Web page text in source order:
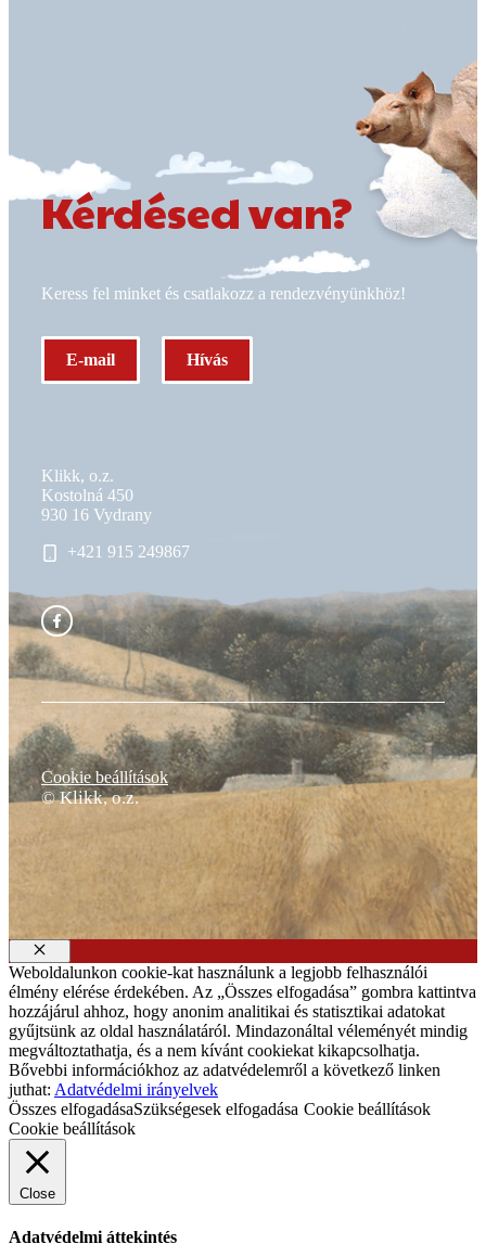
Kérdésed van?
Keress fel minket és csatlakozz a rendezvényünkhöz!
E-mail Hívás
Klikk, o.z.
Kostolná 450
930 16 Vydrany
+421 915 249867
Cookie beállítások
© Klikk, o.z.
Bezár
Weboldalunkon cookie-kat használunk a legjobb felhasználói
élmény elérése érdekében. Az „Összes elfogadása” gombra kattintva
hozzájárul ahhoz, hogy anonim analitikai és statisztikai adatokat
gyűjtsünk az oldal használatáról. Mindazonáltal véleményét mindig
megváltoztathatja, és a nem kívánt cookiekat kikapcsolhatja.
Bővebbi információkhoz az adatvédelemről a következő linken
juthat: Adatvédelmi irányelvek
Összes elfogadásaSzükségesek elfogadása Cookie beállítások
Cookie beállítások
Close
Adatvédelmi áttekintés